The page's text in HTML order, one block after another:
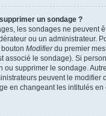
un sondage ?
les sondages ne peuvent
ou un administrateur.
Modifierdu premier
associé le sondage). Si
ou supprimer le sondage.
peuvent le modifier
en changeant les intitulés